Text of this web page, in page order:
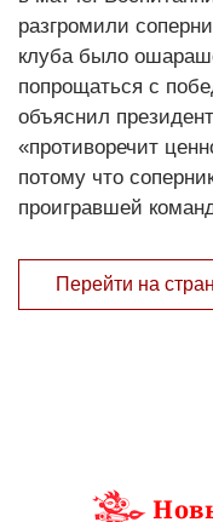
разгромили
клуба было
попрощаться с
объяснил
«противоречит
потому что
проигравшей
Перейти на